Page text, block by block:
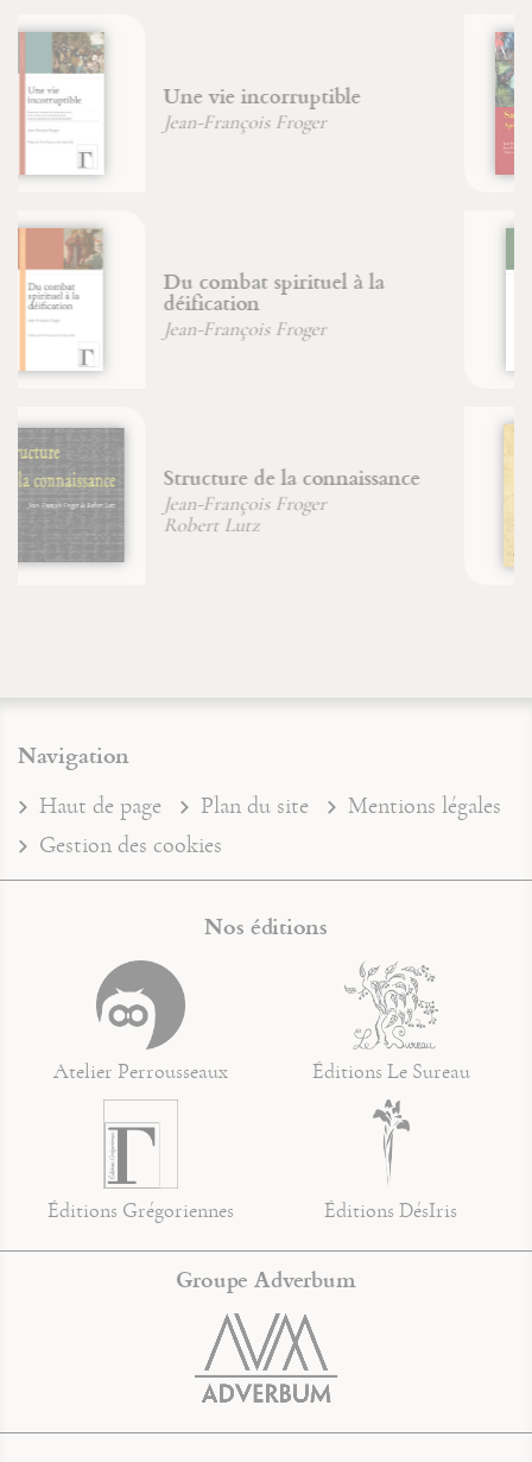
Sainte Marie-Madeleine
Jean-François Froger
Jean-Michel Sanchez
De la nature de l'arbre
Jean Laugier
Le bestiaire de la Bible
Jean-Pierre Durand
Jean-François Froger
Navigation
Haut de page Plan du site
Mentions légales
Gestion des cookies
Nos éditions
Atelier Perrousseaux Éditions Le Sureau
Éditions Grégoriennes Éditions DésIris
Groupe Adverbum